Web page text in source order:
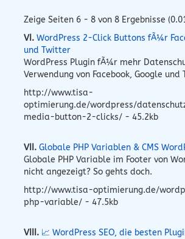
Zeige Seiten 6 - 8 von 8 Ergebnisse
VI. WordPress 2-Click Buttons fÃ¼r
und Twitter
WordPress Plugin fÃ¼r mehr
Verwendung von Facebook, Google
http://www.tisa-
optimierung.de/wordpress/
media-button-2-clicks/ - 45.2kb
VII. Globale PHP Variablen & CMS
Globale PHP Variable im Footer von
nicht angezeigt? So gehts doch.
http://www.tisa-optimierung.de/
php-variable/ - 47.5kb
VIII. 📈 WordPress SEO, die besten